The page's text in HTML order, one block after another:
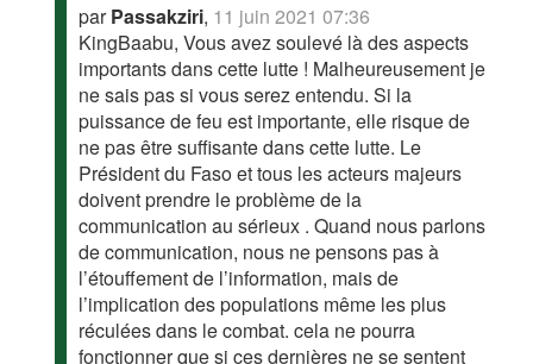
parPassakziri, 11 juin 2021 07:36
KingBaabu, Vous avez soulevé là des aspects
importants dans cette lutte ! Malheureusement je
ne sais pas si vous serez entendu. Si la
puissance de feu est importante, elle risque de
ne pas être suffisante dans cette lutte. Le
Président du Faso et tous les acteurs majeurs
doivent prendre le problème de la
communication au sérieux . Quand nous parlons
de communication, nous ne pensons pas à
l’étouffement de l’information, mais de
l’implication des populations même les plus
réculées dans le combat. cela ne pourra
fonctionner que si ces dernières ne se sentent